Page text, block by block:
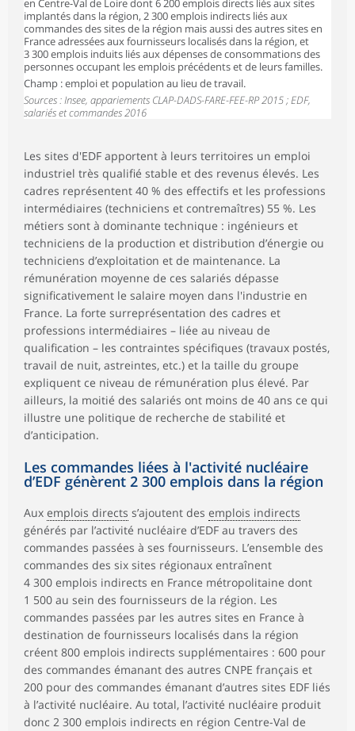
en Centre-Val de Loire dont 6 200 emplois directs liés aux sites
implantés dans la région, 2 300 emplois indirects liés aux
commandes des sites de la région mais aussi des autres sites en
France adressées aux fournisseurs localisés dans la région, et
3 300 emplois induits liés aux dépenses de consommations des
personnes occupant les emplois précédents et de leurs familles.
Champ : emploi et population au lieu de travail.
Sources : Insee, appariements CLAP-DADS-FARE-FEE-RP 2015 ; EDF,
salariés et commandes 2016
Les sites d'EDF apportent à leurs territoires un emploi
industriel très qualifié stable et des revenus élevés. Les
cadres représentent 40 % des effectifs et les professions
intermédiaires (techniciens et contremaîtres) 55 %. Les
métiers sont à dominante technique : ingénieurs et
techniciens de la production et distribution d’énergie ou
techniciens d’exploitation et de maintenance. La
rémunération moyenne de ces salariés dépasse
significativement le salaire moyen dans l'industrie en
France. La forte surreprésentation des cadres et
professions intermédiaires – liée au niveau de
qualification – les contraintes spécifiques (travaux postés,
travail de nuit, astreintes, etc.) et la taille du groupe
expliquent ce niveau de rémunération plus élevé. Par
ailleurs, la moitié des salariés ont moins de 40 ans ce qui
illustre une politique de recherche de stabilité et
d’anticipation.
Les commandes liées à l'activité nucléaire
d’EDF génèrent 2 300 emplois dans la région
Aux emplois directs s’ajoutent des emplois indirects
générés par l’activité nucléaire d’EDF au travers des
commandes passées à ses fournisseurs. L’ensemble des
commandes des six sites régionaux entraînent
4 300 emplois indirects en France métropolitaine dont
1 500 au sein des fournisseurs de la région. Les
commandes passées par les autres sites en France à
destination de fournisseurs localisés dans la région
créent 800 emplois indirects supplémentaires : 600 pour
des commandes émanant des autres CNPE français et
200 pour des commandes émanant d’autres sites EDF liés
à l’activité nucléaire. Au total, l’activité nucléaire produit
donc 2 300 emplois indirects en région Centre-Val de